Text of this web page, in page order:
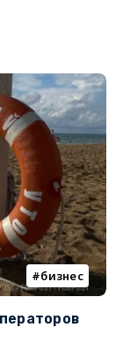
бизнес